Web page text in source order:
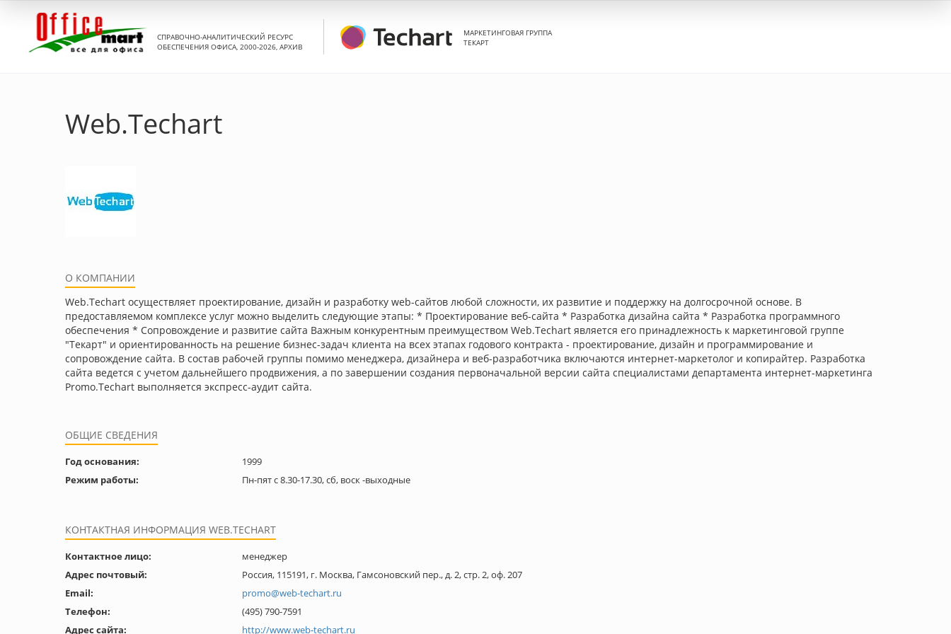
СПРАВОЧНО-АНАЛИТИЧЕСКИЙ РЕСУРС
ОБЕСПЕЧЕНИЯ ОФИСА, 2000-2026, АРХИВ
МАРКЕТИНГОВАЯ ГРУППА
ТЕКАРТ
Web.Techart
О КОМПАНИИ
Web.Techart осуществляет проектирование, дизайн и разработку web-сайтов любой сложности, их развитие и поддержку на долгосрочной основе. В
предоставляемом комплексе услуг можно выделить следующие этапы: * Проектирование веб-сайта * Разработка дизайна сайта * Разработка программного
обеспечения * Сопровождение и развитие сайта Важным конкурентным преимуществом Web.Techart является его принадлежность к маркетинговой группе
"Текарт" и ориентированность на решение бизнес-задач клиента на всех этапах годового контракта - проектирование, дизайн и программирование и
сопровождение сайта. В состав рабочей группы помимо менеджера, дизайнера и веб-разработчика включаются интернет-маркетолог и копирайтер. Разработка
сайта ведется с учетом дальнейшего продвижения, а по завершении создания первоначальной версии сайта специалистами департамента интернет-маркетинга
Promo.Techart выполняется экспресс-аудит сайта.
ОБЩИЕ СВЕДЕНИЯ
Год основания:
1999
Режим работы:
Пн-пят с 8.30-17.30, сб, воск -выходные
КОНТАКТНАЯ ИНФОРМАЦИЯ WEB.TECHART
Контактное лицо:
менеджер
Адрес почтовый:
Россия, 115191, г. Москва, Гамсоновский пер., д. 2, стр. 2, оф. 207
Email:
promo@web-techart.ru
Телефон:
(495) 790-7591
Адрес сайта:
http://www.web-techart.ru